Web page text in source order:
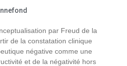
par Freud de la
de la constatation clinique
négative comme une
et de la négativité hors